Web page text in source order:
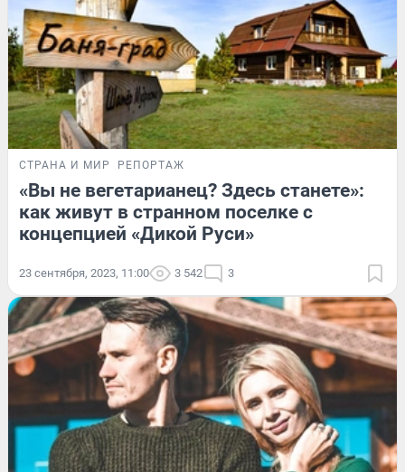
СТРАНА И МИР РЕПОРТАЖ
«Вы не вегетарианец? Здесь станете»:
как живут в странном поселке с
концепцией «Дикой Руси»
23 сентября, 2023, 11:00 3 542 3